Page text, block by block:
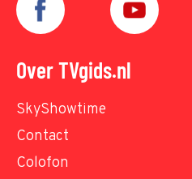
Over TVgids.nl
SkyShowtime
Contact
Colofon